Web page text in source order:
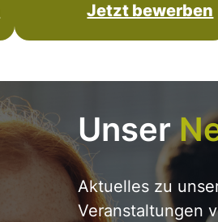
Jetzt bewerben
Unser
Aktuelles zu
Veranstaltungen